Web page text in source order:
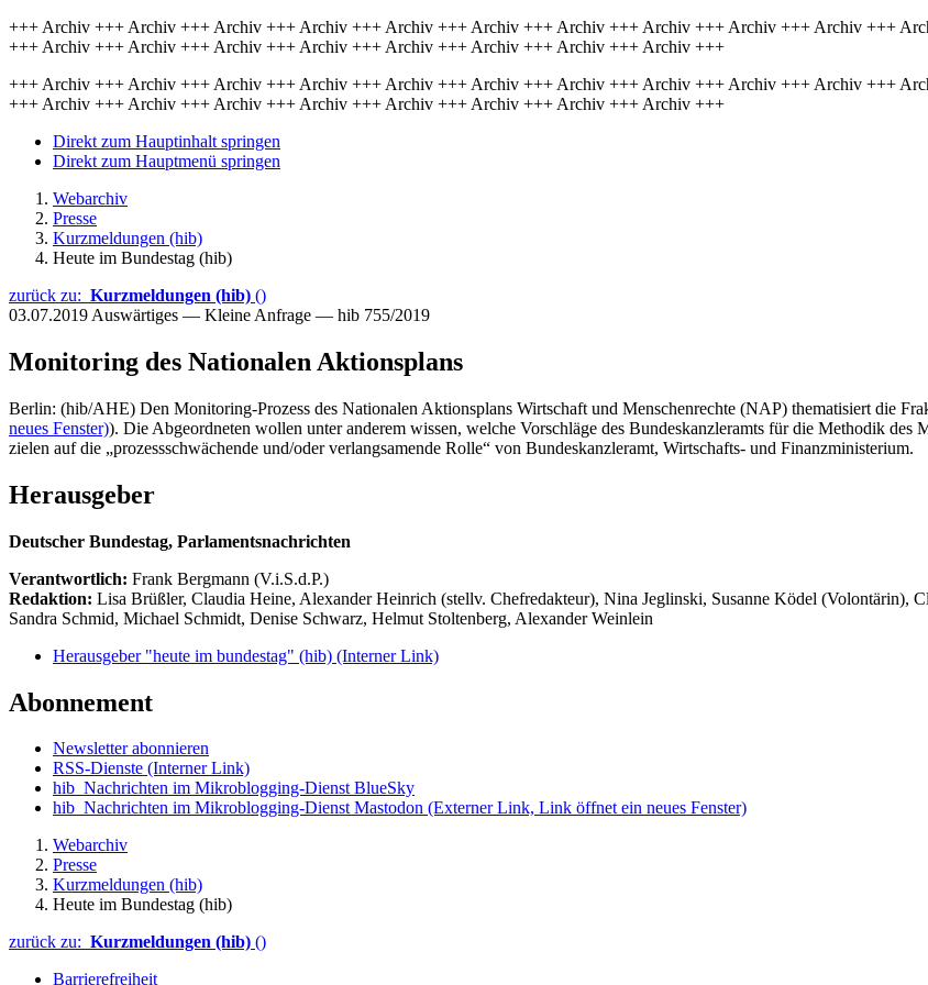
+++ Archiv +++ Archiv +++ Archiv +++ Archiv +++ Archiv +++ Archiv +++ Archiv +++ Archiv +++ Archiv +++ Archiv +++
+++ Archiv +++ Archiv +++ Archiv +++ Archiv +++ Archiv +++ Archiv +++ Archiv +++ Archiv +++
+++ Archiv +++ Archiv +++ Archiv +++ Archiv +++ Archiv +++ Archiv +++ Archiv +++ Archiv +++ Archiv +++ Archiv +++
+++ Archiv +++ Archiv +++ Archiv +++ Archiv +++ Archiv +++ Archiv +++ Archiv +++ Archiv +++
Direkt zum Hauptinhalt springen
Direkt zum Hauptmenü springen
Webarchiv
Presse
Kurzmeldungen (hib)
Heute im Bundestag (hib)
zurück zu: Kurzmeldungen (hib) ()
03.07.2019 Auswärtiges — Kleine Anfrage — hib 755/2019
Monitoring des Nationalen Aktionsplans
Berlin: (hib/AHE) Den Monitoring-Prozess des Nationalen Aktionsplans Wirtschaft und Menschenrechte (NAP) thematisiert die
neues Fenster)). Die Abgeordneten wollen unter anderem wissen, welche Vorschläge des Bundeskanzleramts für die Methodik
zielen auf die „prozessschwächende und/oder verlangsamende Rolle“ von Bundeskanzleramt, Wirtschafts- und Finanzministerium.
Herausgeber
Deutscher Bundestag, Parlamentsnachrichten
Verantwortlich: Frank Bergmann (V.i.S.d.P.)
Redaktion: Lisa Brüßler, Claudia Heine, Alexander Heinrich (stellv. Chefredakteur), Nina Jeglinski, Susanne Ködel (Volontärin),
Sandra Schmid, Michael Schmidt, Denise Schwarz, Helmut Stoltenberg, Alexander Weinlein
Herausgeber "heute im bundestag" (hib) (Interner Link)
Abonnement
Newsletter abonnieren
RSS-Dienste (Interner Link)
hib_Nachrichten im Mikroblogging-Dienst BlueSky
hib_Nachrichten im Mikroblogging-Dienst Mastodon (Externer Link, Link öffnet ein neues Fenster)
Webarchiv
Presse
Kurzmeldungen (hib)
Heute im Bundestag (hib)
zurück zu: Kurzmeldungen (hib) ()
Barrierefreiheit